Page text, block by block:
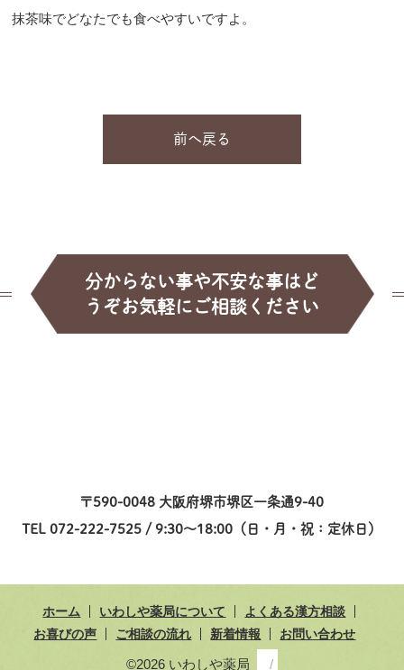
抹茶味でどなたでも食べやすいですよ。
前へ戻る
分からない事や不安な事はど
うぞお気軽にご相談ください
〒590-0048 大阪府堺市堺区一条通9-40
TEL 072-222-7525 / 9:30～18:00（日・月・祝：定休日）
ホーム いわしや薬局について
よくある漢方相談
お喜びの声
ご相談の流れ 新着情報 お問い合わせ
©2026 いわしや薬局